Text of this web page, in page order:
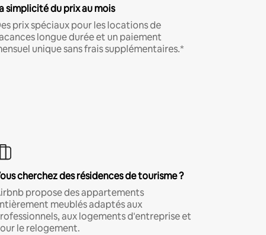
simplicité du prix au mois
prix spéciaux pour les locations de
longue durée et un paiement
unique sans frais supplémentaires.*
cherchez des résidences de tourisme ?
propose des appartements
meublés adaptés aux
aux logements d'entreprise et
le relogement.